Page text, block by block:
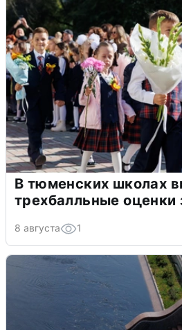
В тюменских школах
трехбалльные оценки
8 августа 1